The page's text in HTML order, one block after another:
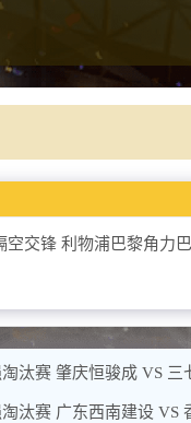
空交锋 利物浦巴黎角力
汰赛 肇庆恒骏成 VS 三
汰赛 广东西南建设 VS